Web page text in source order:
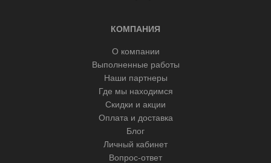
КОМПАНИЯ
О компании
Выполненные работы
Наши партнеры
Где мы находимся
Скидки и акции
Оплата и доставка
Блог
Личный кабинет
Вопрос-ответ